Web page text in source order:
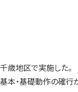
歳地区で実施した。
・基礎動作の確行